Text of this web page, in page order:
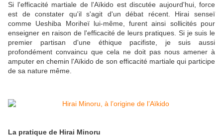
Si l'efficacité martiale de l'Aïkido est discutée aujourd'hui, force
est de constater qu'il s'agit d'un débat récent. Hirai senseï
comme Ueshiba Moriheï lui-même, furent ainsi sollicités pour
enseigner en raison de l'efficacité de leurs pratiques. Si je suis le
premier partisan d'une éthique pacifiste, je suis aussi
profondément convaincu que cela ne doit pas nous amener à
amputer en chemin l'Aïkido de son efficacité martiale qui participe
de sa nature même.
La pratique de Hirai Minoru